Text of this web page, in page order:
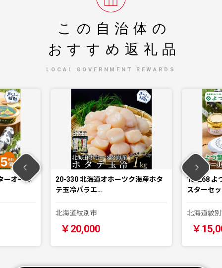
この自治体の
おすすめ返礼品
LOCAL GOVERNMENT REWARDS
ーオール
20-330 北海道オホーツク海産ホタ
テ玉冷バラエ…
北海道紋別市
￥20,000
15-268 よ
スターセ
北海道紋
￥